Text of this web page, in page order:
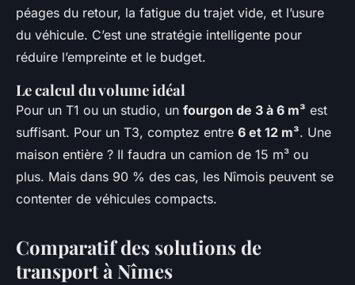
péages du retour, la fatigue du trajet vide, et l’usure
du véhicule. C’est une stratégie intelligente pour
réduire l’empreinte et le budget.
Le calcul du volume idéal
Pour un T1 ou un studio, un fourgon de 3 à 6 m³ est
suffisant. Pour un T3, comptez entre 6 et 12 m³. Une
maison entière ? Il faudra un camion de 15 m³ ou
plus. Mais dans 90 % des cas, les Nîmois peuvent se
contenter de véhicules compacts.
Comparatif des solutions de
transport à Nîmes